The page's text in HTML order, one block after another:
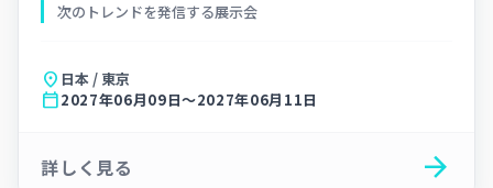
次のトレンドを発信する展示会
location_on 日本 / 東京
calendar_today2027年06月09日～2027年06月11日
詳しく見る arrow_forward